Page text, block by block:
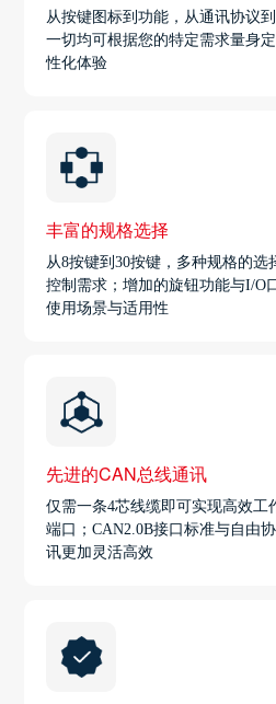
从按键图标到功能，从通讯协议
一切均可根据您的特定需求量身
性化体验
丰富的规格选择
从8按键到30按键，多种规格的
控制需求；增加的旋钮功能与I/O
使用场景与适用性
先进的CAN总线通讯
仅需一条4芯线缆即可实现高效工
端口；CAN2.0B接口标准与自由
讯更加灵活高效